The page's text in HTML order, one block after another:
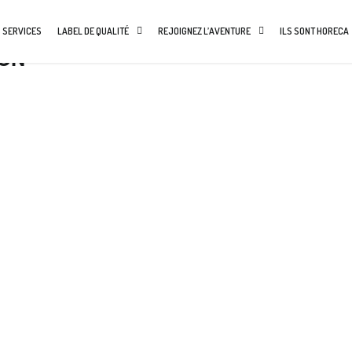
SERVICES LABEL DE QUALITÉ REJOIGNEZ L’AVENTURE ILS SONT HORECA